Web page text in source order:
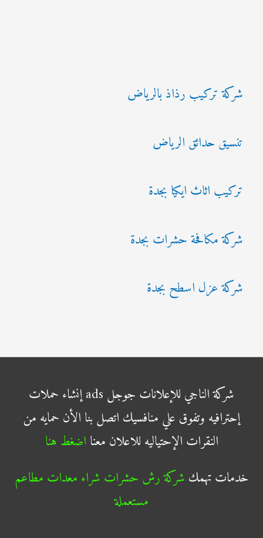
شركة تركيب رذاذ بالرياض
تنسيق حدائق الرياض
تركيب اثاث ايكيا بجدة
شركة مكافحة حشرات بجدة
شركة عزل اسطح بجدة
شركة الناجي للإعلانات جوجل ads إنشاء حملات
إحترافيه وتفوق علي منافسيك اتصل بنا الأن حمايه من
النقرات الإحتياليه للاعلان معنا اضغط هنا
خدمات تهمك شركة رش حشرات شراء معدات مطاعم
مستعملة